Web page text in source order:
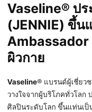
Vaseline® ปร
(JENNIE) ขึ้น
ผิวกาย
Vaseline® แบรนด์ผู้เชี่ยว
วางใจจากผู้บริโภคทั่วโลก
ศิลปินระดับโลก ขึ้นแท่นเป็